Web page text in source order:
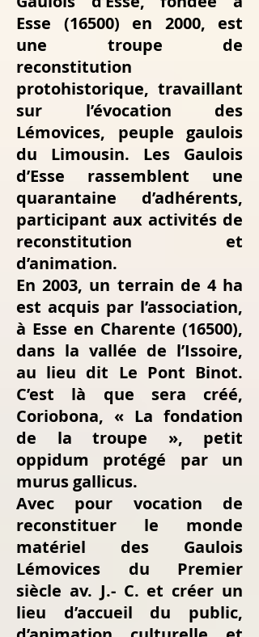
Esse (16500) en 2000, est
une troupe de
reconstitution
protohistorique, travaillant
sur l’évocation des
Lémovices, peuple gaulois
du Limousin. Les Gaulois
d’Esse rassemblent une
quarantaine d’adhérents,
participant aux activités de
reconstitution et
d’animation.
En 2003, un terrain de 4 ha
est acquis par l’association,
à Esse en Charente (16500),
dans la vallée de l’Issoire,
au lieu dit Le Pont Binot.
C’est là que sera créé,
Coriobona, « La fondation
de la troupe », petit
oppidum protégé par un
murus gallicus.
Avec pour vocation de
reconstituer le monde
matériel des Gaulois
Lémovices du Premier
siècle av. J.- C. et créer un
lieu d’accueil du public,